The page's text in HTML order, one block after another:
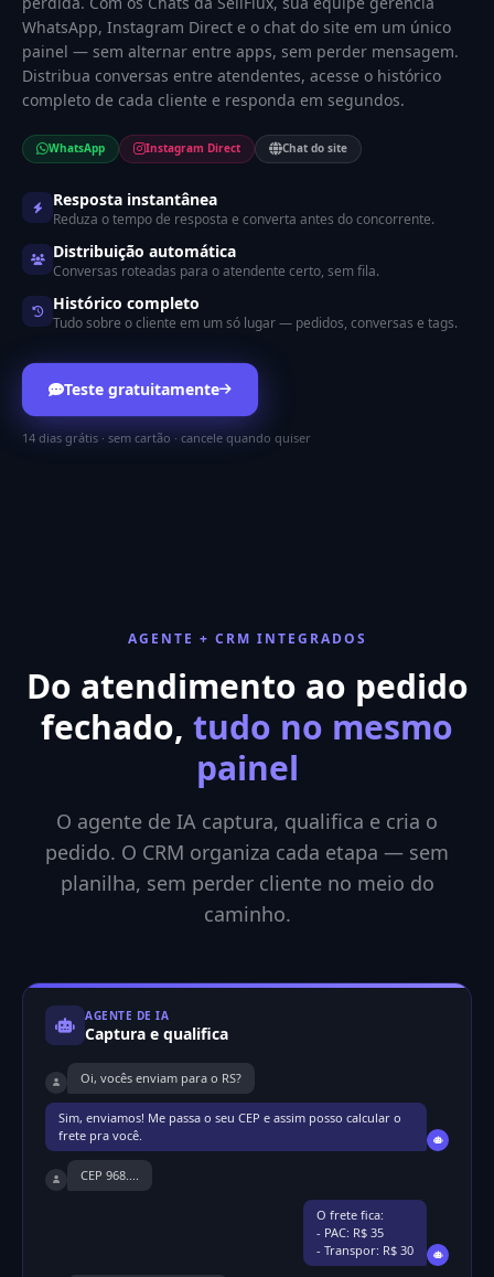
WhatsApp, Instagram Direct e o chat do site em um único
painel — sem alternar entre apps, sem perder mensagem.
Distribua conversas entre atendentes, acesse o histórico
completo de cada cliente e responda em segundos.
WhatsApp Instagram Direct Chat do site
Resposta instantânea
Reduza o tempo de resposta e converta antes do concorrente.
Distribuição automática
Conversas roteadas para o atendente certo, sem fila.
Histórico completo
Tudo sobre o cliente em um só lugar — pedidos, conversas e tags.
Teste gratuitamente
14 dias grátis · sem cartão · cancele quando quiser
AGENTE + CRM INTEGRADOS
Do atendimento ao pedido
fechado, tudo no mesmo
painel
O agente de IA captura, qualifica e cria o
pedido. O CRM organiza cada etapa — sem
planilha, sem perder cliente no meio do
caminho.
AGENTE DE IA
Captura e qualifica
Oi, vocês enviam para o RS?
Sim, enviamos! Me passa o seu CEP e assim posso calcular o
frete pra você.
CEP 968....
O frete fica:
- PAC: R$ 35
- Transpor: R$ 30